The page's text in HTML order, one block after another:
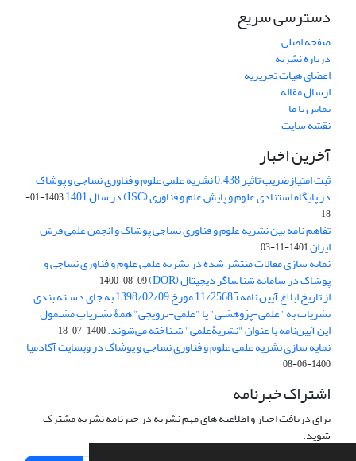
دسترسی سریع
صفحه اصلی
درباره نشریه
اعضای هیات تحریریه
ارسال مقاله
تماس با ما
نقشه سایت
آخرین اخبار
ثبت امتیازضریب تاثیر 0.438 نشریه علمی علوم و فناوری نساجی و پوشاک
در پایگاه استنادی علوم و پایش علم و فناوری (ISC) در سال 1401
1403-01-
18
تفاهم نامه بین نشریه علوم و فناوری نساجی پوشاک و انجمن علمی فرش
ایران1401-11-03
نمایه سازی مقالات منتشر شده در نشریه علمی علوم و فناوری نساجی و
پوشاک در سامانه شناساگر دیجیتال (DOR) 1400-08-09
از تاریخ ابلاغ آیین نامه 11/25685 مورخ 1398/02/09 به جای دسـته بندی
نشریات به "علمی-پژوهشـی" یا "علمی-ترویجی" همۀ نشـریاتِ مشـمول
این آیین‌نامه با عنوان "نشریۀعلمی" شـناخته می‌شوند.1400-07-18
نمایه سازی نشریه علمی علوم و فناوری نساجی و پوشاک در وبسایت آکادمیا
1400-06-08
اشتراک خبرنامه
برای دریافت اخبار و اطلاعیه های مهم نشریه در خبرنامه نشریه مشترک
شوید.